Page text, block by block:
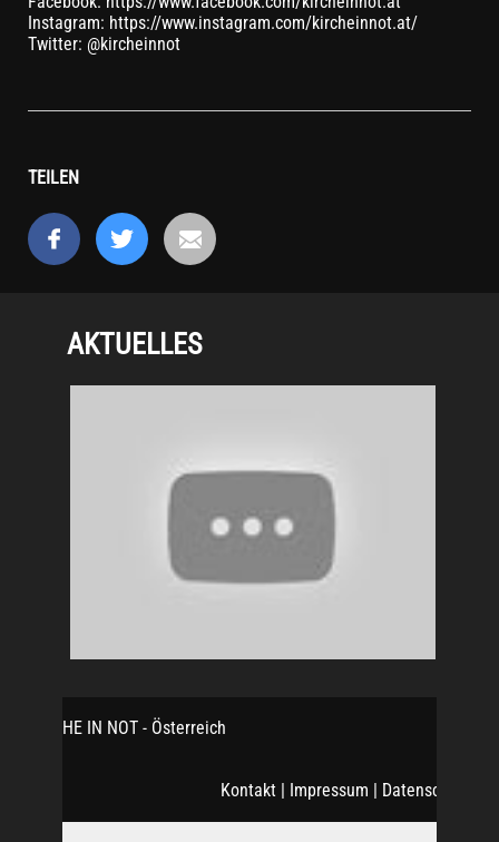
Instagram: https://www.instagram.com/kircheinnot.at/
Twitter: @kircheinnot
TEILEN
AKTUELLES
KIRCHE IN NOT - Österreich
Kontakt | Impressum | Datenschutz